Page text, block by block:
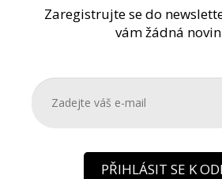
Zaregistrujte se do
vám žádná
PŘIHLÁSIT SE K